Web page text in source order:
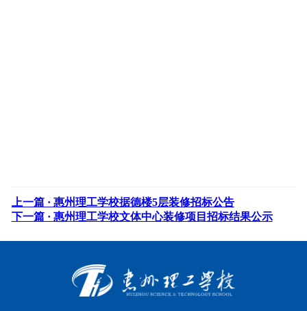
上一篇 · 惠州理工学校据德楼5层装修招标公告
下一篇 · 惠州理工学校文体中心装修项目招标结果公示